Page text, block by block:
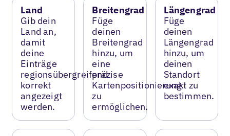
Land
Gib dein
Land an,
damit
deine
Einträge
regionsübergreifend
korrekt
angezeigt
werden.
Breitengrad
Füge
deinen
Breitengrad
hinzu, um
eine
präzise
Kartenpositionierung
zu
ermöglichen.
Längengrad
Füge
deinen
Längengrad
hinzu, um
deinen
Standort
exakt zu
bestimmen.